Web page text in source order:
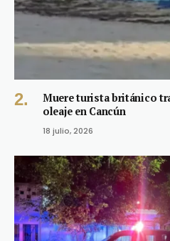
Muere turista británico
oleaje en Cancún
18 julio, 2026